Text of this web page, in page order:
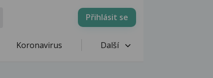
Přihlásit se
Koronavirus Další